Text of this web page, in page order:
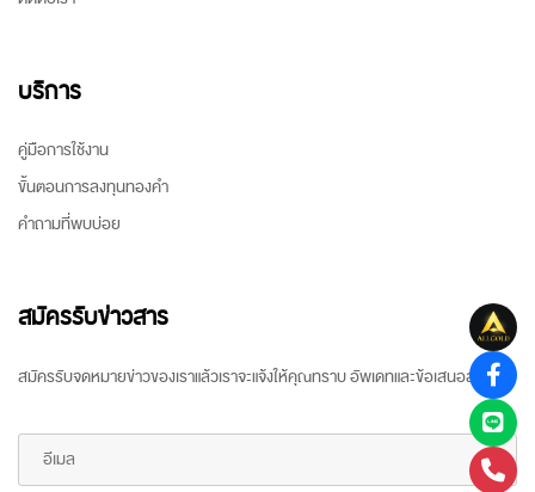
บริการ
คู่มือการใช้งาน
ขั้นตอนการลงทุนทองคำ
คำถามที่พบบ่อย
สมัครรับข่าวสาร
สมัครรับจดหมายข่าวของเราแล้วเราจะแจ้งให้คุณทราบ อัพเดทและข้อเสนอล่าสุด